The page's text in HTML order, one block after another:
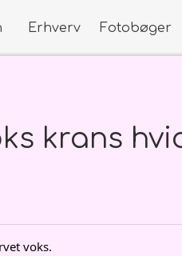
ny - Mor og Barn, Dåb mm.
Erhverv Fotobøger
krans
voks.